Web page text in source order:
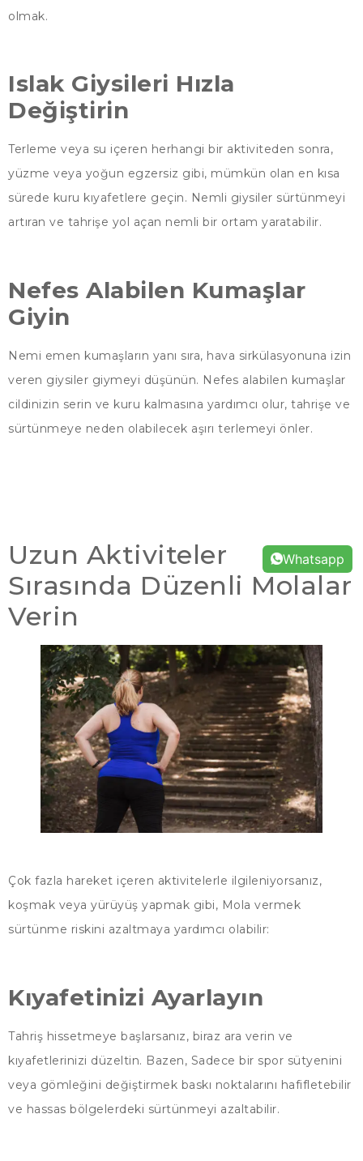
olmak.
Islak Giysileri Hızla
Değiştirin
Terleme veya su içeren herhangi bir aktiviteden sonra,
yüzme veya yoğun egzersiz gibi, mümkün olan en kısa
sürede kuru kıyafetlere geçin. Nemli giysiler sürtünmeyi
artıran ve tahrişe yol açan nemli bir ortam yaratabilir.
Nefes Alabilen Kumaşlar
Giyin
Nemi emen kumaşların yanı sıra, hava sirkülasyonuna izin
veren giysiler giymeyi düşünün. Nefes alabilen kumaşlar
cildinizin serin ve kuru kalmasına yardımcı olur, tahrişe ve
sürtünmeye neden olabilecek aşırı terlemeyi önler.
Uzun Aktiviteler
Sırasında Düzenli Molalar
Verin
Çok fazla hareket içeren aktivitelerle ilgileniyorsanız,
koşmak veya yürüyüş yapmak gibi, Mola vermek
sürtünme riskini azaltmaya yardımcı olabilir:
Kıyafetinizi Ayarlayın
Tahriş hissetmeye başlarsanız, biraz ara verin ve
kıyafetlerinizi düzeltin. Bazen, Sadece bir spor sütyenini
veya gömleğini değiştirmek baskı noktalarını hafifletebilir
ve hassas bölgelerdeki sürtünmeyi azaltabilir.
Whatsapp